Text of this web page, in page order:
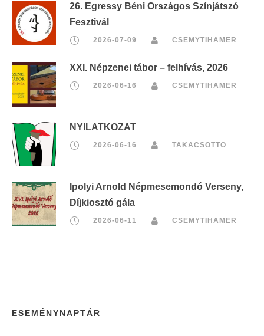
26. Egressy Béni Országos Színjátszó
Fesztivál
2026-07-09 CSEMYTIHAMER
XXI. Népzenei tábor – felhívás, 2026
2026-06-16 CSEMYTIHAMER
NYILATKOZAT
2026-06-16 TAKACSOTTO
Ipolyi Arnold Népmesemondó Verseny,
Díjkiosztó gála
2026-06-11 CSEMYTIHAMER
ESEMÉNYNAPTÁR